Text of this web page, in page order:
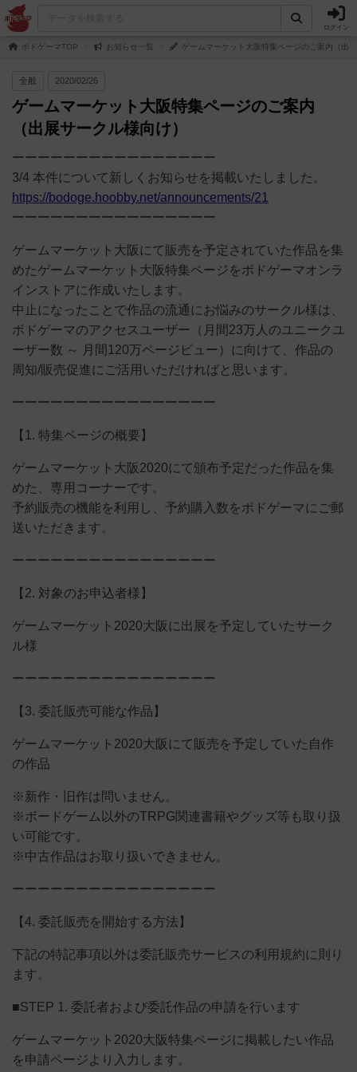
ログイン
ボドゲーマTOP お知らせ一覧 ゲームマーケット大阪特集ページのご案内（出
全般 2020/02/26
ゲームマーケット大阪特集ページのご案内
（出展サークル様向け）
ーーーーーーーーーーーーーーーー
3/4 本件について新しくお知らせを掲載いたしました。
https://bodoge.hoobby.net/announcements/21
ーーーーーーーーーーーーーーーー
ゲームマーケット大阪にて販売を予定されていた作品を集
めたゲームマーケット大阪特集ページをボドゲーマオンラ
インストアに作成いたします。
中止になったことで作品の流通にお悩みのサークル様は、
ボドゲーマのアクセスユーザー（月間23万人のユニークユ
ーザー数 ～ 月間120万ページビュー）に向けて、作品の
周知/販売促進にご活用いただければと思います。
ーーーーーーーーーーーーーーーー
【1. 特集ページの概要】
ゲームマーケット大阪2020にて頒布予定だった作品を集
めた、専用コーナーです。
予約販売の機能を利用し、予約購入数をボドゲーマにご郵
送いただきます。
ーーーーーーーーーーーーーーーー
【2. 対象のお申込者様】
ゲームマーケット2020大阪に出展を予定していたサーク
ル様
ーーーーーーーーーーーーーーーー
【3. 委託販売可能な作品】
ゲームマーケット2020大阪にて販売を予定していた自作
の作品
※新作・旧作は問いません。
※ボードゲーム以外のTRPG関連書籍やグッズ等も取り扱
い可能です。
※中古作品はお取り扱いできません。
ーーーーーーーーーーーーーーーー
【4. 委託販売を開始する方法】
下記の特記事項以外は委託販売サービスの利用規約に則り
ます。
■STEP 1. 委託者および委託作品の申請を行います
ゲームマーケット2020大阪特集ページに掲載したい作品
を申請ページより入力します。